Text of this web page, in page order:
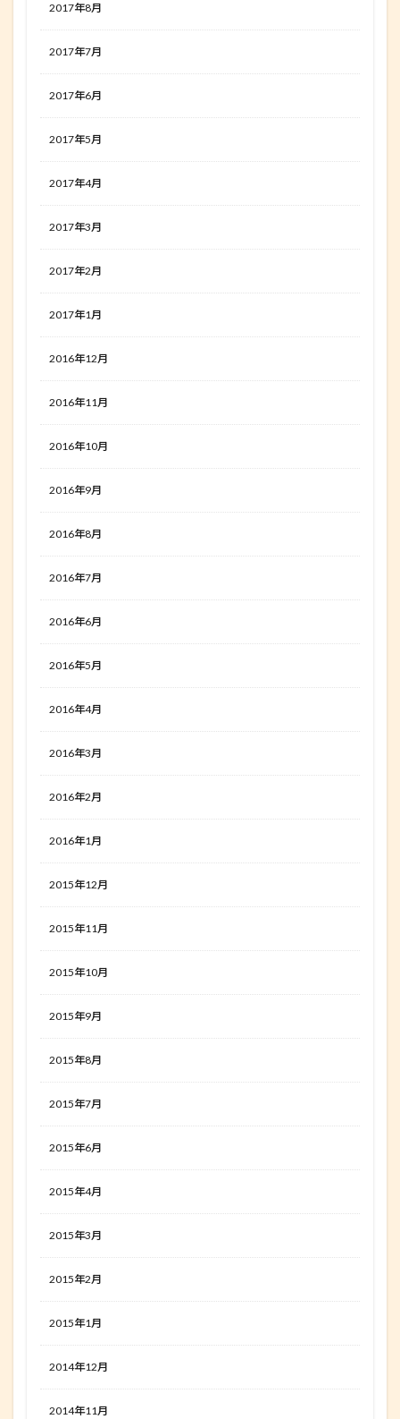
2017年8月
2017年7月
2017年6月
2017年5月
2017年4月
2017年3月
2017年2月
2017年1月
2016年12月
2016年11月
2016年10月
2016年9月
2016年8月
2016年7月
2016年6月
2016年5月
2016年4月
2016年3月
2016年2月
2016年1月
2015年12月
2015年11月
2015年10月
2015年9月
2015年8月
2015年7月
2015年6月
2015年4月
2015年3月
2015年2月
2015年1月
2014年12月
2014年11月